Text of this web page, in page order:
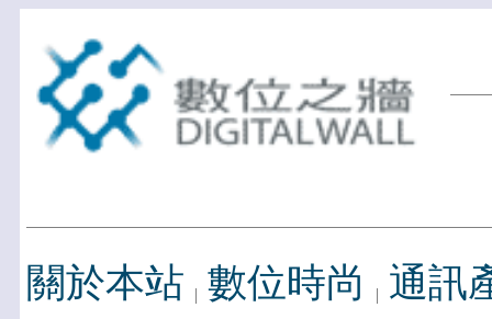
關於本站 數位時尚
通訊